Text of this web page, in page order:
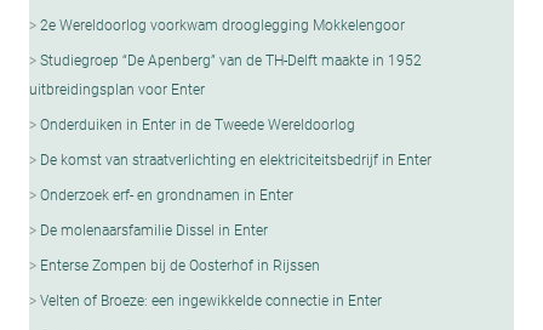
2e Wereldoorlog voorkwam drooglegging Mokkelengoor
Studiegroep “De Apenberg” van de TH-Delft maakte in 1952
uitbreidingsplan voor Enter
Onderduiken in Enter in de Tweede Wereldoorlog
De komst van straatverlichting en elektriciteitsbedrijf in Enter
Onderzoek erf- en grondnamen in Enter
De molenaarsfamilie Dissel in Enter
Enterse Zompen bij de Oosterhof in Rijssen
Velten of Broeze: een ingewikkelde connectie in Enter